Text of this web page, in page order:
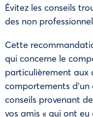
Évitez les conseils
des non
Cette
qui concerne le
particulièrement aux
comportements d’un
conseils provenant
vos amis « qui ont eu